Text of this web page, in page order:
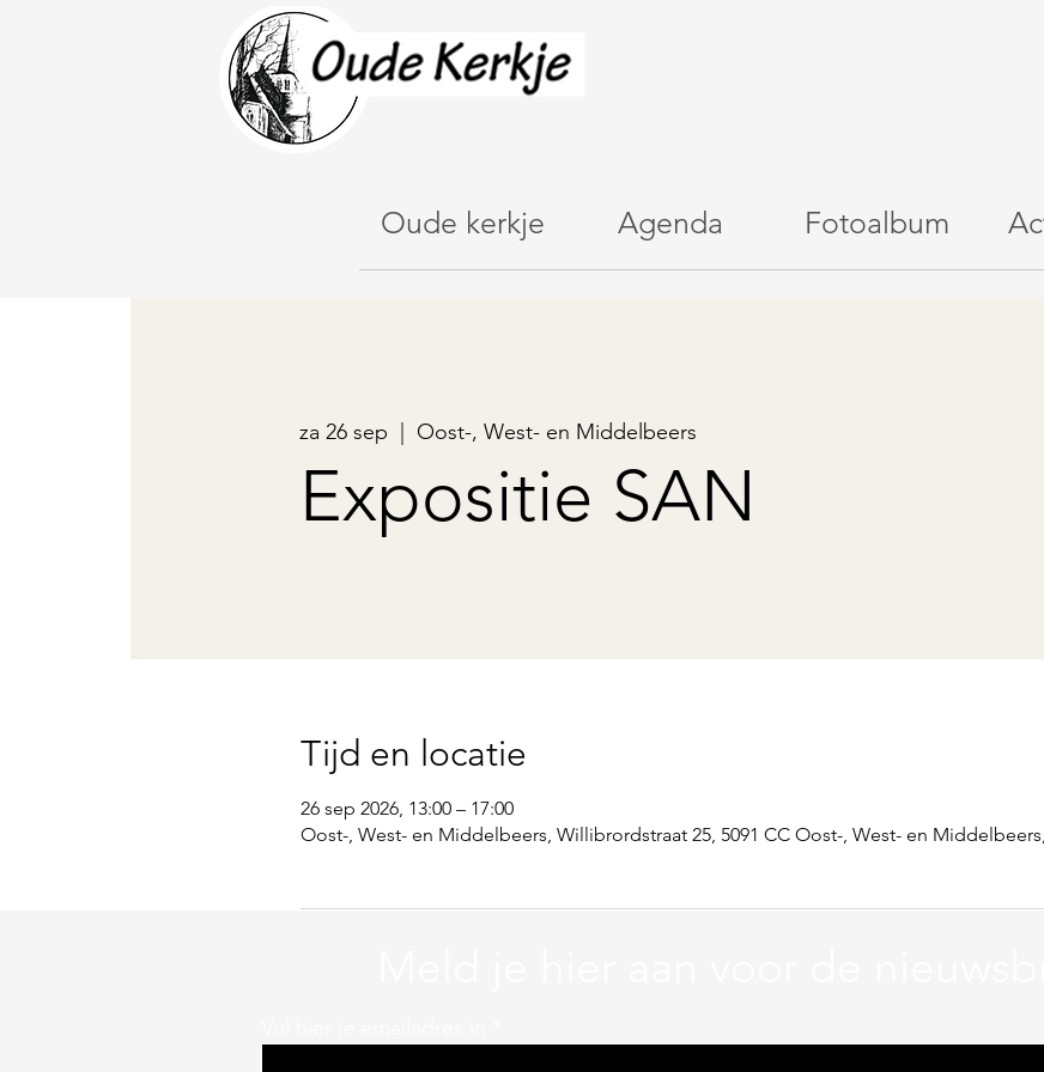
Oude kerkje Agenda Fotoalbum
za 26 sep Oost-, West- en Middelbeers
Expositie SAN
Tijd en locatie
26 sep 2026, 13:00 – 17:00
Oost-, West- en Middelbeers, Willibrordstraat 25, 5091 CC Oost-, West- en